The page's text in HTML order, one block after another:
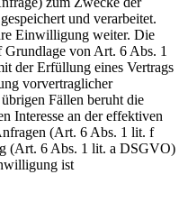
und verarbeitet.
Einwilligung weiter. Die
Grundlage von Art. 6 Abs. 1
der Erfüllung eines Vertrags
vorvertraglicher
Fällen beruht die
Interesse an dereffektiven
(Art. 6 Abs. 1 lit. f
(Art. 6 Abs. 1 lit. a DSGVO)
ist